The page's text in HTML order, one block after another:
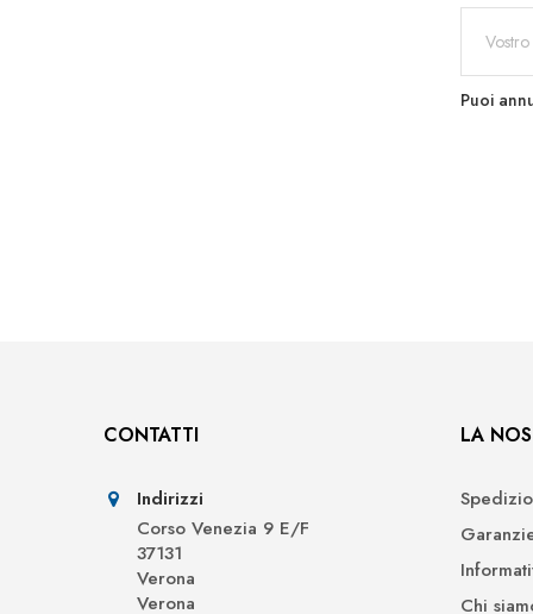
Puoi
CONTATTI
Indirizzi
Corso Venezia 9 E/F
37131
Verona
Verona
LA
Chi